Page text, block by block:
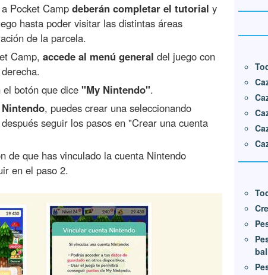
Pocket Camp deberán completar el tutorial y
hasta poder visitar las distintas áreas
de la parcela.
Camp, accede al menú general del juego con
botón que dice "My Nintendo".
, puedes crear una seleccionando
seguir los pasos en "Crear una cuenta
de que has vinculado la cuenta Nintendo
en el paso 2.